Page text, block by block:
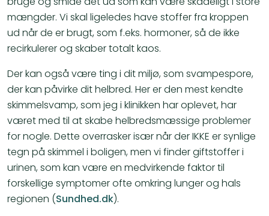
mængder. Vi skal ligeledes have stoffer fra kroppen
ud når de er brugt, som f.eks. hormoner, så de ikke
recirkulerer og skaber totalt kaos.
Der kan også være ting i dit miljø, som svampespore,
der kan påvirke dit helbred. Her er den mest kendte
skimmelsvamp, som jeg i klinikken har oplevet, har
været med til at skabe helbredsmæssige problemer
for nogle. Dette overrasker især når der IKKE er synlige
tegn på skimmel i boligen, men vi finder giftstoffer i
urinen, som kan være en medvirkende faktor til
forskellige symptomer ofte omkring lunger og hals
regionen (Sundhed.dk).